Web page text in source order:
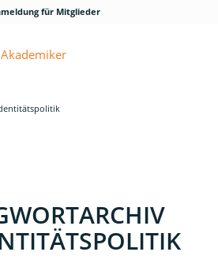
für Mitglieder